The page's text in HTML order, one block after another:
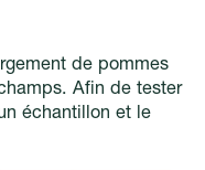
de pommes
Afin de tester
échantillon et le